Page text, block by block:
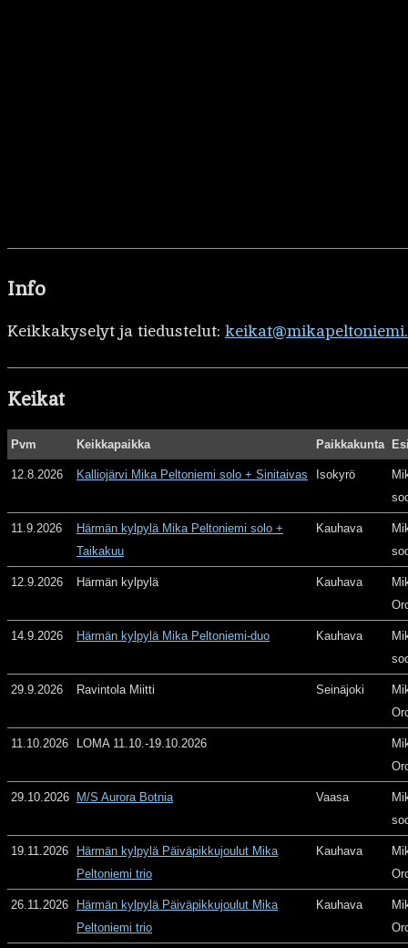
Info
Keikkakyselyt ja tiedustelut:
Keikat
Pvm Keikkapaikka Paikkakunta
12.8.2026 Kalliojärvi Mika Peltoniemi solo + Sinitaivas Isokyrö
11.9.2026
Härmän kylpylä Mika Peltoniemi solo +
Taikakuu
Kauhava
12.9.2026 Härmän kylpylä Kauhava
14.9.2026 Härmän kylpylä Mika Peltoniemi-duo Kauhava
29.9.2026 Ravintola Miitti Seinäjoki
11.10.2026 LOMA 11.10.-19.10.2026
29.10.2026 M/S Aurora Botnia Vaasa
19.11.2026
Härmän kylpylä Päiväpikkujoulut Mika
Peltoniemi trio
Kauhava
26.11.2026
Härmän kylpylä Päiväpikkujoulut Mika
Peltoniemi trio
Kauhava